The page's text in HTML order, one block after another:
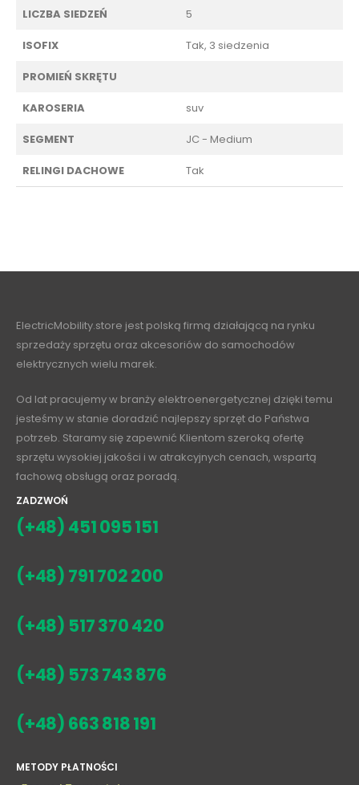
LICZBA SIEDZEŃ 5
ISOFIX Tak, 3 siedzenia
PROMIEŃ SKRĘTU
KAROSERIA suv
SEGMENT JC - Medium
RELINGI DACHOWE Tak
ElectricMobility.store jest polską firmą działającą na rynku
sprzedaży sprzętu oraz akcesoriów do samochodów
elektrycznych wielu marek.
Od lat pracujemy w branży elektroenergetycznej dzięki temu
jesteśmy w stanie doradzić najlepszy sprzęt do Państwa
potrzeb. Staramy się zapewnić Klientom szeroką ofertę
sprzętu wysokiej jakości i w atrakcyjnych cenach, wspartą
fachową obsługą oraz poradą.
ZADZWOŃ
(+48) 451 095 151
(+48) 791 702 200
(+48) 517 370 420
(+48) 573 743 876
(+48) 663 818 191
METODY PŁATNOŚCI